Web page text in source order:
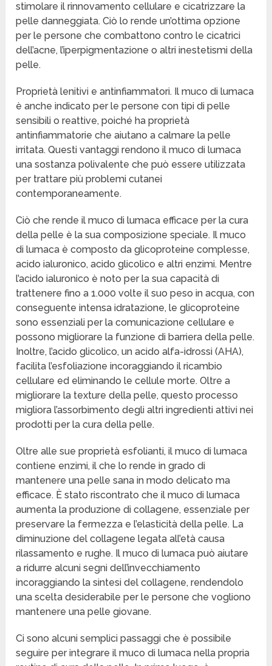
stimolare il rinnovamento cellulare e cicatrizzare la
pelle danneggiata. Ciò lo rende un’ottima opzione
per le persone che combattono contro le cicatrici
dell’acne, l’iperpigmentazione o altri inestetismi della
pelle.
Proprietà lenitivi e antinfiammatori. Il muco di lumaca
è anche indicato per le persone con tipi di pelle
sensibili o reattive, poiché ha proprietà
antinfiammatorie che aiutano a calmare la pelle
irritata. Questi vantaggi rendono il muco di lumaca
una sostanza polivalente che può essere utilizzata
per trattare più problemi cutanei
contemporaneamente.
Ciò che rende il muco di lumaca efficace per la cura
della pelle è la sua composizione speciale. Il muco
di lumaca è composto da glicoproteine complesse,
acido ialuronico, acido glicolico e altri enzimi. Mentre
l’acido ialuronico è noto per la sua capacità di
trattenere fino a 1.000 volte il suo peso in acqua, con
conseguente intensa idratazione, le glicoproteine
sono essenziali per la comunicazione cellulare e
possono migliorare la funzione di barriera della pelle.
Inoltre, l’acido glicolico, un acido alfa-idrossi (AHA),
facilita l’esfoliazione incoraggiando il ricambio
cellulare ed eliminando le cellule morte. Oltre a
migliorare la texture della pelle, questo processo
migliora l’assorbimento degli altri ingredienti attivi nei
prodotti per la cura della pelle.
Oltre alle sue proprietà esfolianti, il muco di lumaca
contiene enzimi, il che lo rende in grado di
mantenere una pelle sana in modo delicato ma
efficace. È stato riscontrato che il muco di lumaca
aumenta la produzione di collagene, essenziale per
preservare la fermezza e l’elasticità della pelle. La
diminuzione del collagene legata all’età causa
rilassamento e rughe. Il muco di lumaca può aiutare
a ridurre alcuni segni dell’invecchiamento
incoraggiando la sintesi del collagene, rendendolo
una scelta desiderabile per le persone che vogliono
mantenere una pelle giovane.
Ci sono alcuni semplici passaggi che è possibile
seguire per integrare il muco di lumaca nella propria